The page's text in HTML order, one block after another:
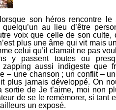
son héros rencontre le
au lieu d’être
voix que celle de son culte,
plus une âme qui vit mais
celui qu’il clamait ne pas
y passent toutes ou
aussi indigeste que
– une chanson ; un conflit –
plus jamais développé. On
sortie deJe t’aime, moi non
de se le remémorer, si tant
un exposé.